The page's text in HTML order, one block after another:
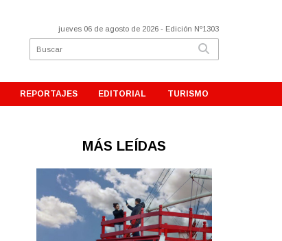
jueves 06 de agosto de 2026 - Edición Nº1303
REPORTAJES EDITORIAL TURISMO
MÁS LEÍDAS